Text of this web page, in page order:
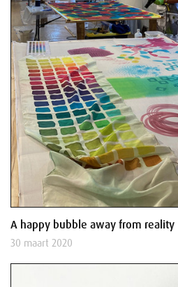
A happy bubble away from reality
30 maart 2020